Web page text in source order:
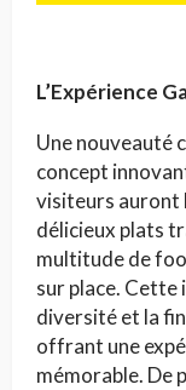
L’Expérience
Une nouveauté
concept
visiteurs auront
délicieux plats
multitude de
sur place.
diversité et la
offrant une
mémorable. De